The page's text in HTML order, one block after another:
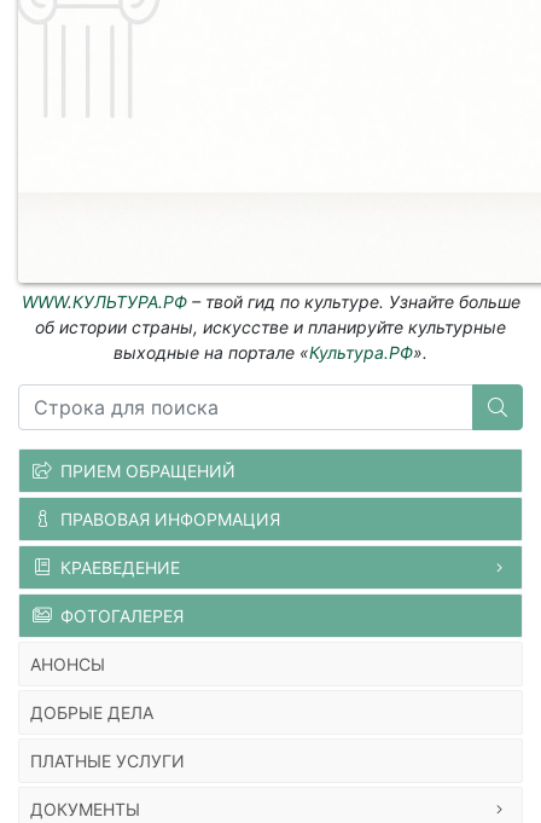
WWW.КУЛЬТУРА.РФ– твой гид по культуре. Узнайте больше
об истории страны, искусстве и планируйте культурные
выходные на портале «Культура.РФ».
ПРИЕМ ОБРАЩЕНИЙ
ПРАВОВАЯ ИНФОРМАЦИЯ
КРАЕВЕДЕНИЕ
ФОТОГАЛЕРЕЯ
АНОНСЫ
ДОБРЫЕ ДЕЛА
ПЛАТНЫЕ УСЛУГИ
ДОКУМЕНТЫ